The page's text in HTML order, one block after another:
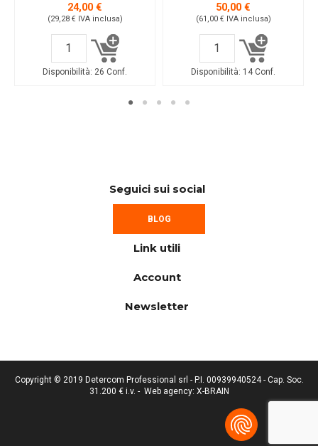
24,00 €
(29,28 € IVA inclusa)
Disponibilità: 26 Conf.
50,00 €
(61,00 € IVA inclusa)
Disponibilità: 14 Conf.
Seguici sui social
BLOG
Link utili
Account
Newsletter
Copyright © 2019 Detercom Professional srl - P.I. 00939940524 - Cap. Soc.
31.200 € i.v. - Web agency: X-BRAIN